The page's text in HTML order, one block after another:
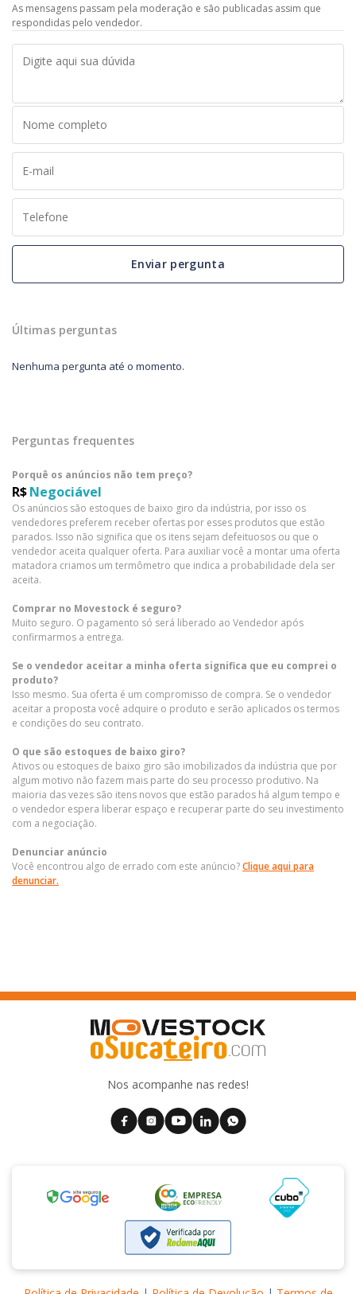
As mensagens passam pela moderação e são publicadas assim que
respondidas pelo vendedor.
Enviar pergunta
Últimas perguntas
Nenhuma pergunta até o momento.
Perguntas frequentes
Porquê os anúncios não tem preço?
R$Negociável
Os anúncios são estoques de baixo giro da indústria, por isso os
vendedores preferem receber ofertas por esses produtos que estão
parados. Isso não significa que os itens sejam defeituosos ou que o
vendedor aceita qualquer oferta. Para auxiliar você a montar uma oferta
matadora criamos um termômetro que indica a probabilidade dela ser
aceita.
Comprar no Movestock é seguro?
Muito seguro. O pagamento só será liberado ao Vendedor após
confirmarmos a entrega.
Se o vendedor aceitar a minha oferta significa que eu comprei o
produto?
Isso mesmo. Sua oferta é um compromisso de compra. Se o vendedor
aceitar a proposta você adquire o produto e serão aplicados os termos
e condições do seu contrato.
O que são estoques de baixo giro?
Ativos ou estoques de baixo giro são imobilizados da indústria que por
algum motivo não fazem mais parte do seu processo produtivo. Na
maioria das vezes são itens novos que estão parados há algum tempo e
o vendedor espera liberar espaço e recuperar parte do seu investimento
com a negociação.
Denunciar anúncio
Você encontrou algo de errado com este anúncio?Clique aqui para
denunciar.
Nos acompanhe nas redes!